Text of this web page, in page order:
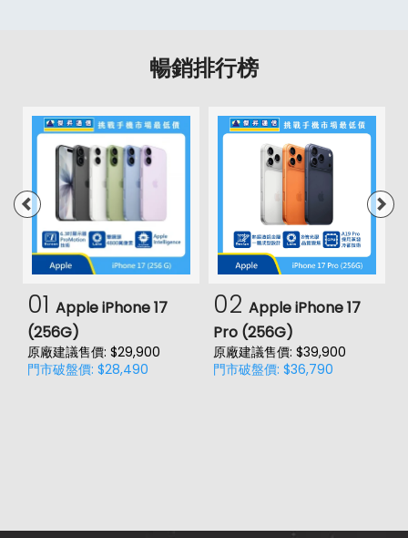
暢銷排行榜
01 Apple iPhone 17
(256G)
原廠建議售價: $29,900
門市破盤價: $28,490
02 Apple iPhone 17
Pro (256G)
原廠建議售價: $39,900
門市破盤價: $36,790